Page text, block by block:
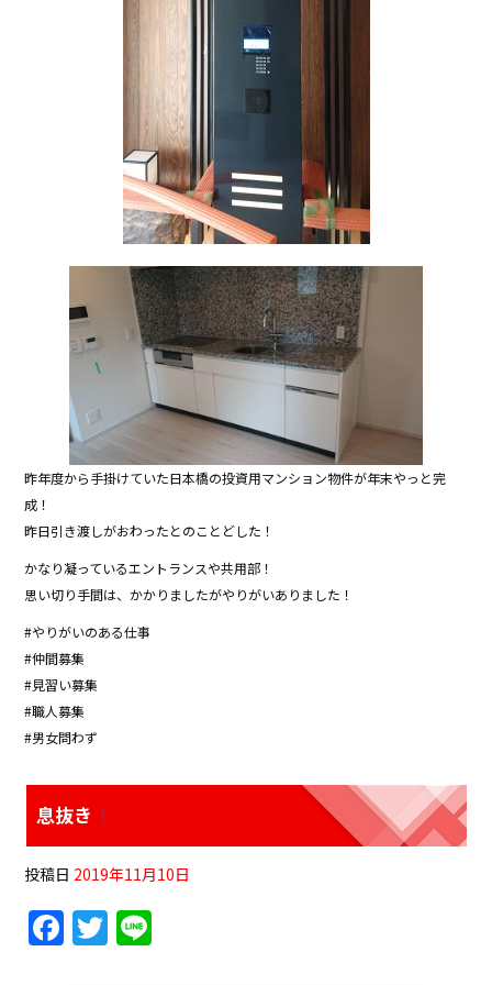
昨年度から手掛けていた日本橋の投資用マンション物件が年末やっと完
成！
昨日引き渡しがおわったとのことどした！
かなり凝っているエントランスや共用部！
思い切り手間は、かかりましたがやりがいありました！
#やりがいのある仕事
#仲間募集
#見習い募集
#職人募集
#男女問わず
息抜き
投稿日 2019年11月10日
F
a
T
w